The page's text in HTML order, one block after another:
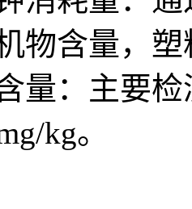
物含量，
：主要检
kg。